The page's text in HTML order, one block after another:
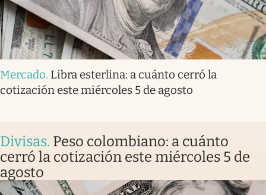
Mercado. Libra esterlina: a cuánto cerró la
cotización este miércoles 5 de agosto
Divisas. Peso colombiano: a cuánto
cerró la cotización este miércoles 5 de
agosto